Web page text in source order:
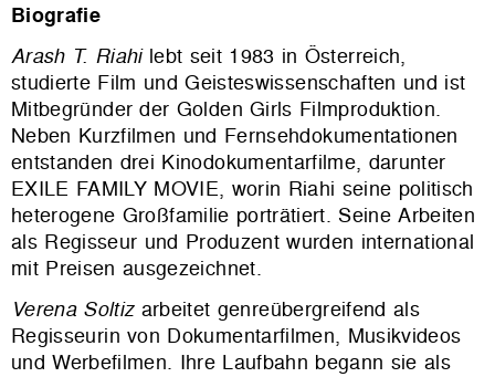
Biografie
Arash T. Riahilebt seit 1983 in Österreich,
studierte Film und Geisteswissenschaften und ist
Mitbegründer der Golden Girls Filmproduktion.
Neben Kurzfilmen und Fernsehdokumentationen
entstanden drei Kinodokumentarfilme, darunter
EXILE FAMILY MOVIE, worin Riahi seine politisch
heterogene Großfamilie porträtiert. Seine Arbeiten
als Regisseur und Produzent wurden international
mit Preisen ausgezeichnet.
Verena Soltizarbeitet genreübergreifend als
Regisseurin von Dokumentarfilmen, Musikvideos
und Werbefilmen. Ihre Laufbahn begann sie als